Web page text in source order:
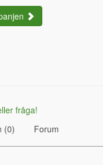
fråga!
(0) Forum